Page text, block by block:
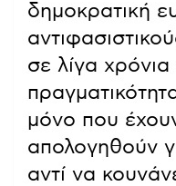
δημοκρατική
σε λίγα χρόνια
μόνο που
απολογηθούν
αντί να